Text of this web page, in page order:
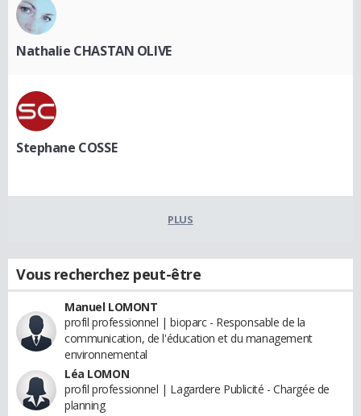
Nathalie CHASTAN OLIVE
Stephane COSSE
PLUS
Vous recherchez peut-être
Manuel LOMONT
profil professionnel | bioparc - Responsable de la
communication, de l'éducation et du management
environnemental
Léa LOMON
profil professionnel | Lagardere Publicité - Chargée de
planning